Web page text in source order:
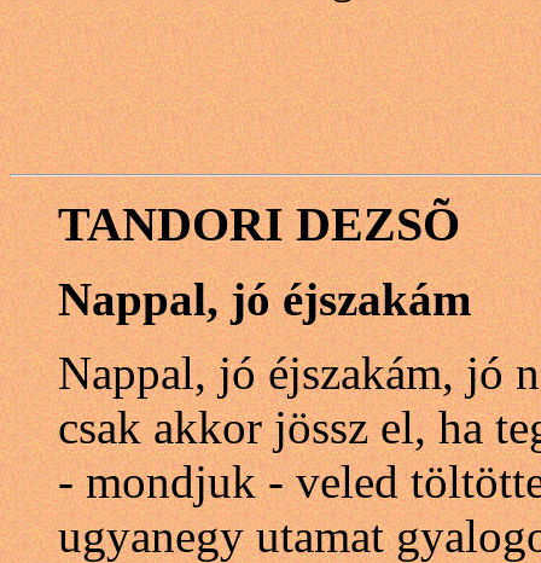
TANDORI DEZSÕ
Nappal, jó éjszakám
Nappal, jó éjszakám, jó
csak akkor jössz el, ha
- mondjuk - veled
ugyanegy utamat